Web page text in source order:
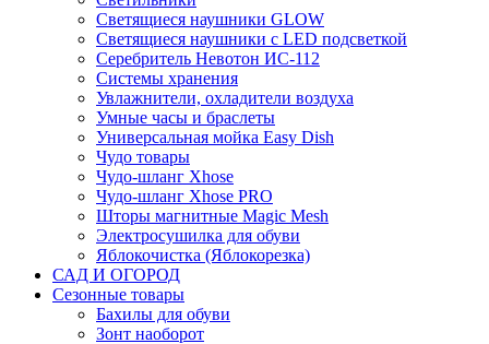
Светящиеся наушники GLOW
Светящиеся наушники с LED подсветкой
Серебритель Невотон ИС-112
Системы хранения
Увлажнители, охладители воздуха
Умные часы и браслеты
Универсальная мойка Easy Dish
Чудо товары
Чудо-шланг Xhose
Чудо-шланг Xhose PRO
Шторы магнитные Magic Mesh
Электросушилка для обуви
Яблокочистка (Яблокорезка)
САД И ОГОРОД
Сезонные товары
Бахилы для обуви
Зонт наоборот